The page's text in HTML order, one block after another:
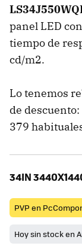
panel LED
tiempo de
cd/m2.
Lo tenemos
de
379
34IN
PVP en
Hoy sin stock en